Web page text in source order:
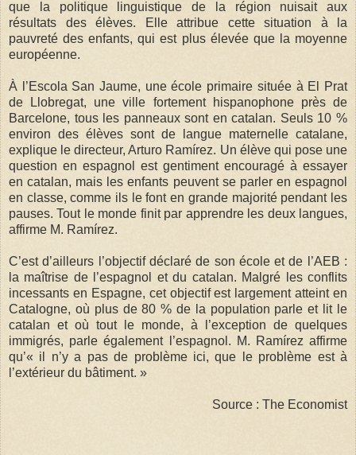
que la politique linguistique de la région nuisait aux
résultats des élèves. Elle attribue cette situation à la
pauvreté des enfants, qui est plus élevée que la moyenne
européenne.
À l’Escola San Jaume, une école primaire située à El Prat
de Llobregat, une ville fortement hispanophone près de
Barcelone, tous les panneaux sont en catalan. Seuls 10 %
environ des élèves sont de langue maternelle catalane,
explique le directeur, Arturo Ramírez. Un élève qui pose une
question en espagnol est gentiment encouragé à essayer
en catalan, mais les enfants peuvent se parler en espagnol
en classe, comme ils le font en grande majorité pendant les
pauses. Tout le monde finit par apprendre les deux langues,
affirme M. Ramírez.
C’est d’ailleurs l’objectif déclaré de son école et de l’AEB :
la maîtrise de l’espagnol et du catalan. Malgré les conflits
incessants en Espagne, cet objectif est largement atteint en
Catalogne, où plus de 80 % de la population parle et lit le
catalan et où tout le monde, à l’exception de quelques
immigrés, parle également l’espagnol. M. Ramírez affirme
qu’« il n’y a pas de problème ici, que le problème est à
l’extérieur du bâtiment. »
Source : The Economist